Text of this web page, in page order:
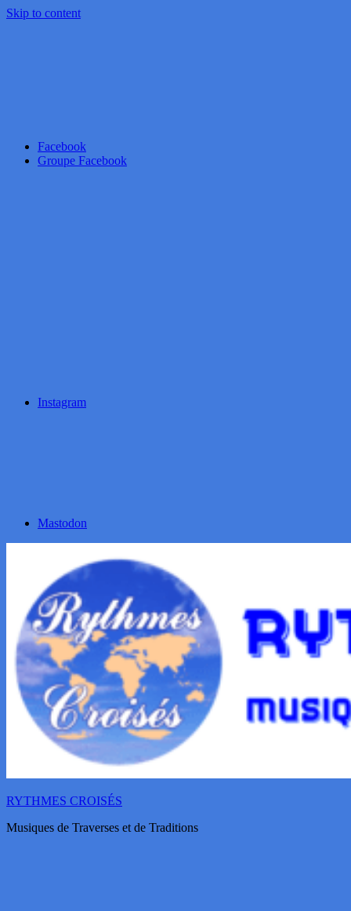
Skip to content
Facebook
Groupe Facebook
Instagram
Mastodon
RYTHMES CROISÉS
Musiques de Traverses et de Traditions